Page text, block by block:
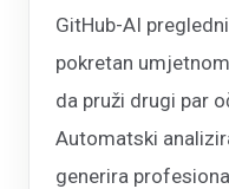
GitHub-AI
pokretan
da pruži drugi par
Automatski
generira